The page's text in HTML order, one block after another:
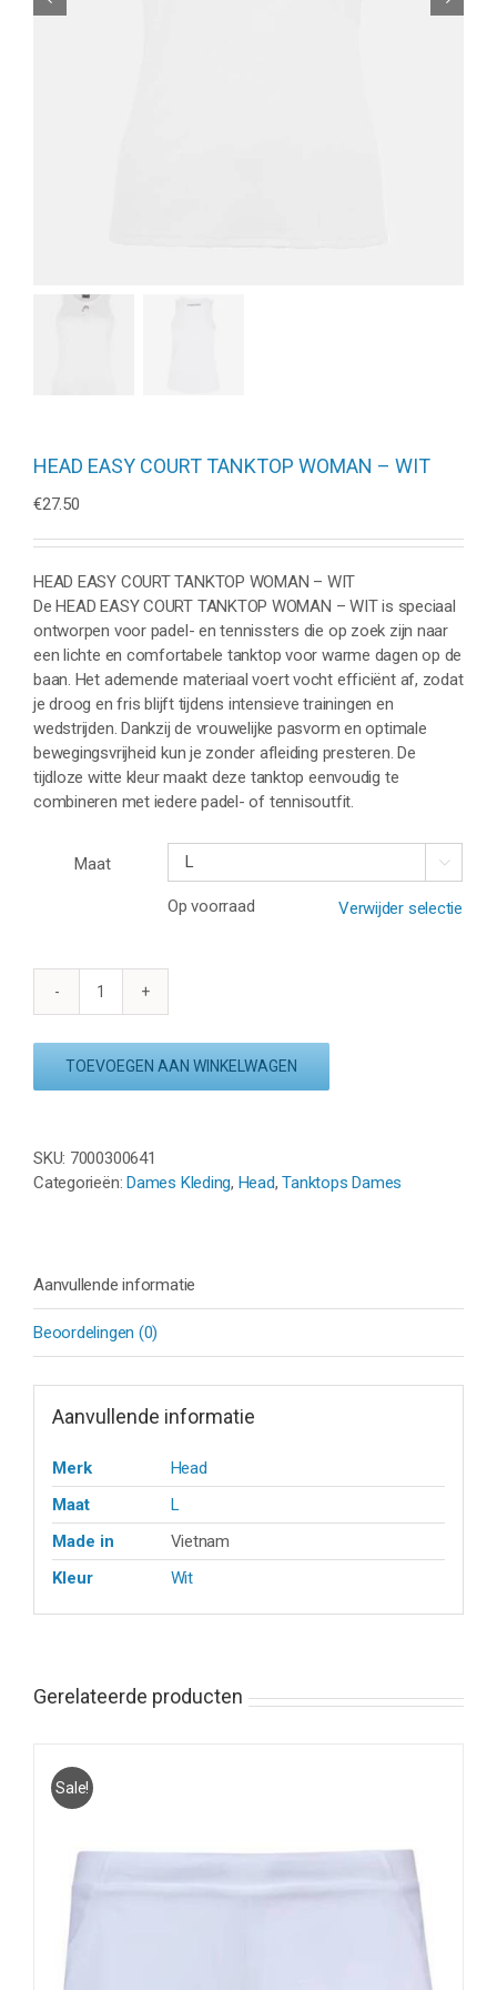
HEAD EASY COURT TANKTOP WOMAN – WIT
€27.50
HEAD EASY COURT TANKTOP WOMAN – WIT
De HEAD EASY COURT TANKTOP WOMAN – WIT is speciaal
ontworpen voor padel- en tennissters die op zoek zijn naar
een lichte en comfortabele tanktop voor warme dagen op de
baan. Het ademende materiaal voert vocht efficiënt af, zodat
je droog en fris blijft tijdens intensieve trainingen en
wedstrijden. Dankzij de vrouwelijke pasvorm en optimale
bewegingsvrijheid kun je zonder afleiding presteren. De
tijdloze witte kleur maakt deze tanktop eenvoudig te
combineren met iedere padel- of tennisoutfit.
Maat 
Op voorraad Verwijder selectie
HEAD
TANKTOP
WIT
aantal
TOEVOEGEN AAN WINKELWAGEN
SKU: 7000300641
Categorieën:Dames Kleding, Head,Tanktops Dames
Aanvullende informatie
Beoordelingen (0)
Aanvullende informatie
Merk
Head
Maat
L
Made in
Vietnam
Kleur
Wit
Gerelateerde producten
Sale!